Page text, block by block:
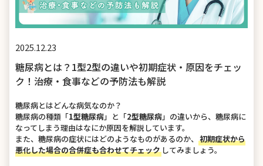
2025.12.23
糖尿病とは？1型2型の違いや初期症状・原因をチェッ
ク！治療・食事などの予防法も解説
糖尿病とはどんな病気なのか？
糖尿病の種類「1型糖尿病」と「2型糖尿病」の違いから、糖尿病に
なってしまう理由はなにか原因を解説しています。
また、糖尿病の症状にはどのようなものがあるのか、 初期症状から
悪化した場合の合併症も合わせてチェック してみましょう。